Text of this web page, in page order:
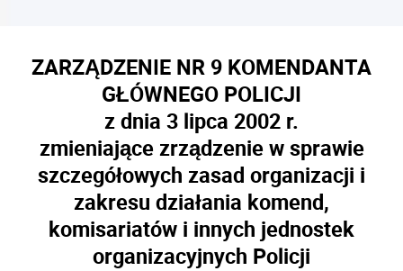
ZARZĄDZENIE NR 9 KOMENDANTA
GŁÓWNEGO POLICJI
z dnia 3 lipca 2002 r.
zmieniające zrządzenie w sprawie
szczegółowych zasad organizacji i
zakresu działania komend,
komisariatów i innych jednostek
organizacyjnych Policji